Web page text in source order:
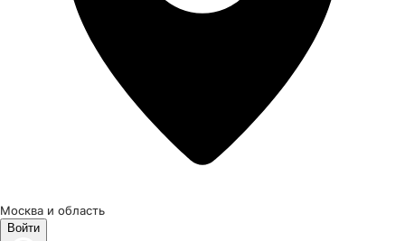
Москва и область
Войти